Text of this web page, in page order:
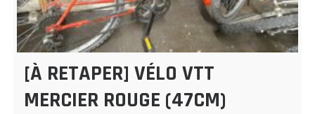
[À RETAPER] VÉLO VTT
MERCIER ROUGE (47CM)